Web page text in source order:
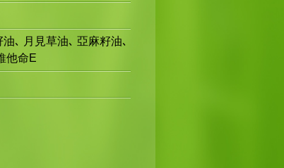
､ 月見草油､ 亞麻籽油､
他命E